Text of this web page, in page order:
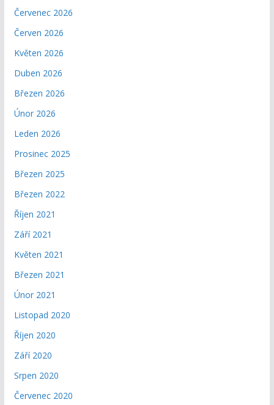
Červenec 2026
Červen 2026
Květen 2026
Duben 2026
Březen 2026
Únor 2026
Leden 2026
Prosinec 2025
Březen 2025
Březen 2022
Říjen 2021
Září 2021
Květen 2021
Březen 2021
Únor 2021
Listopad 2020
Říjen 2020
Září 2020
Srpen 2020
Červenec 2020